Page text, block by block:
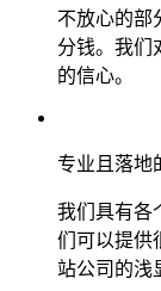
不放心的部
分钱。我们
的信心。
专业且落地
我们具有各
们可以提供
站公司的浅